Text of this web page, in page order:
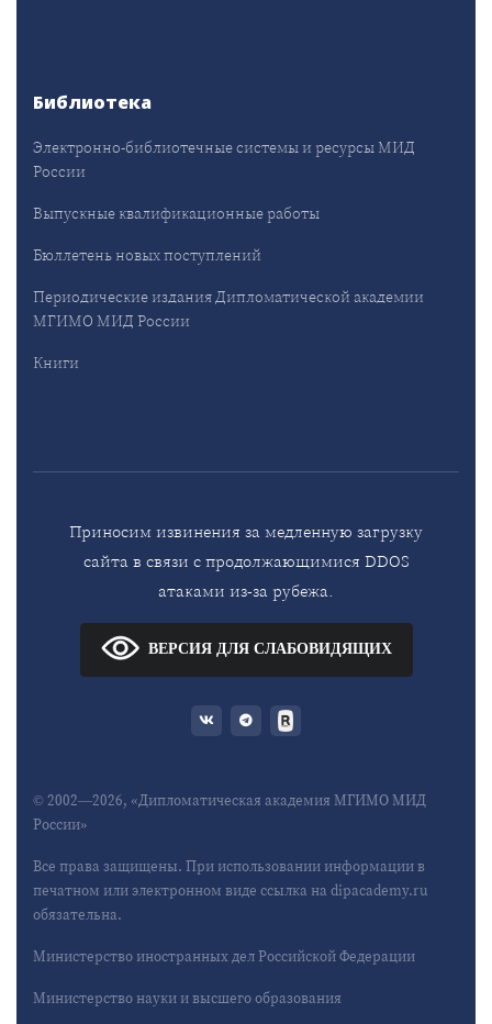
Библиотека
Электронно-библиотечные системы и ресурсы МИД
России
Выпускные квалификационные работы
Бюллетень новых поступлений
Периодические издания Дипломатической академии
МГИМО МИД России
Книги
Приносим извинения за медленную загрузку
сайта в связи с продолжающимися DDOS
атаками из-за рубежа.
ВЕРСИЯ ДЛЯ СЛАБОВИДЯЩИХ
© 2002—2026, «Дипломатическая академия МГИМО МИД
России»
Все права защищены. При использовании информации в
печатном или электронном виде ссылка на dipacademy.ru
обязательна.
Министерство иностранных дел Российской Федерации
Министерство науки и высшего образования